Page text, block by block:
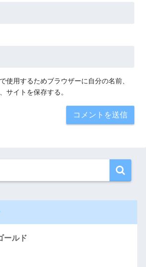
使用するためブラウザーに自分の名前、
サイトを保存する。
ールド